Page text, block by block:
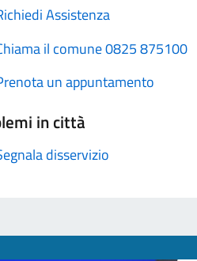
Assistenza
il comune 0825 875100
un appuntamento
in città
disservizio